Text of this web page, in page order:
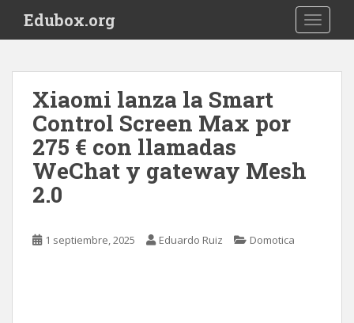
i
Edubox.org
Xiaomi lanza la Smart
Control Screen Max por
275 € con llamadas
WeChat y gateway Mesh
2.0
1 septiembre, 2025 Eduardo Ruiz Domotica